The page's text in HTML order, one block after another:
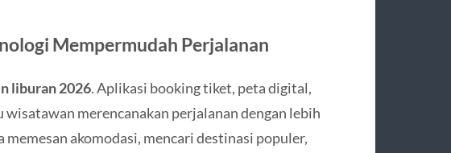
Mempermudah Perjalanan
liburan 2026. Aplikasi booking tiket, peta digital,
merencanakan perjalanan dengan lebih
memesan akomodasi, mencari destinasi populer,